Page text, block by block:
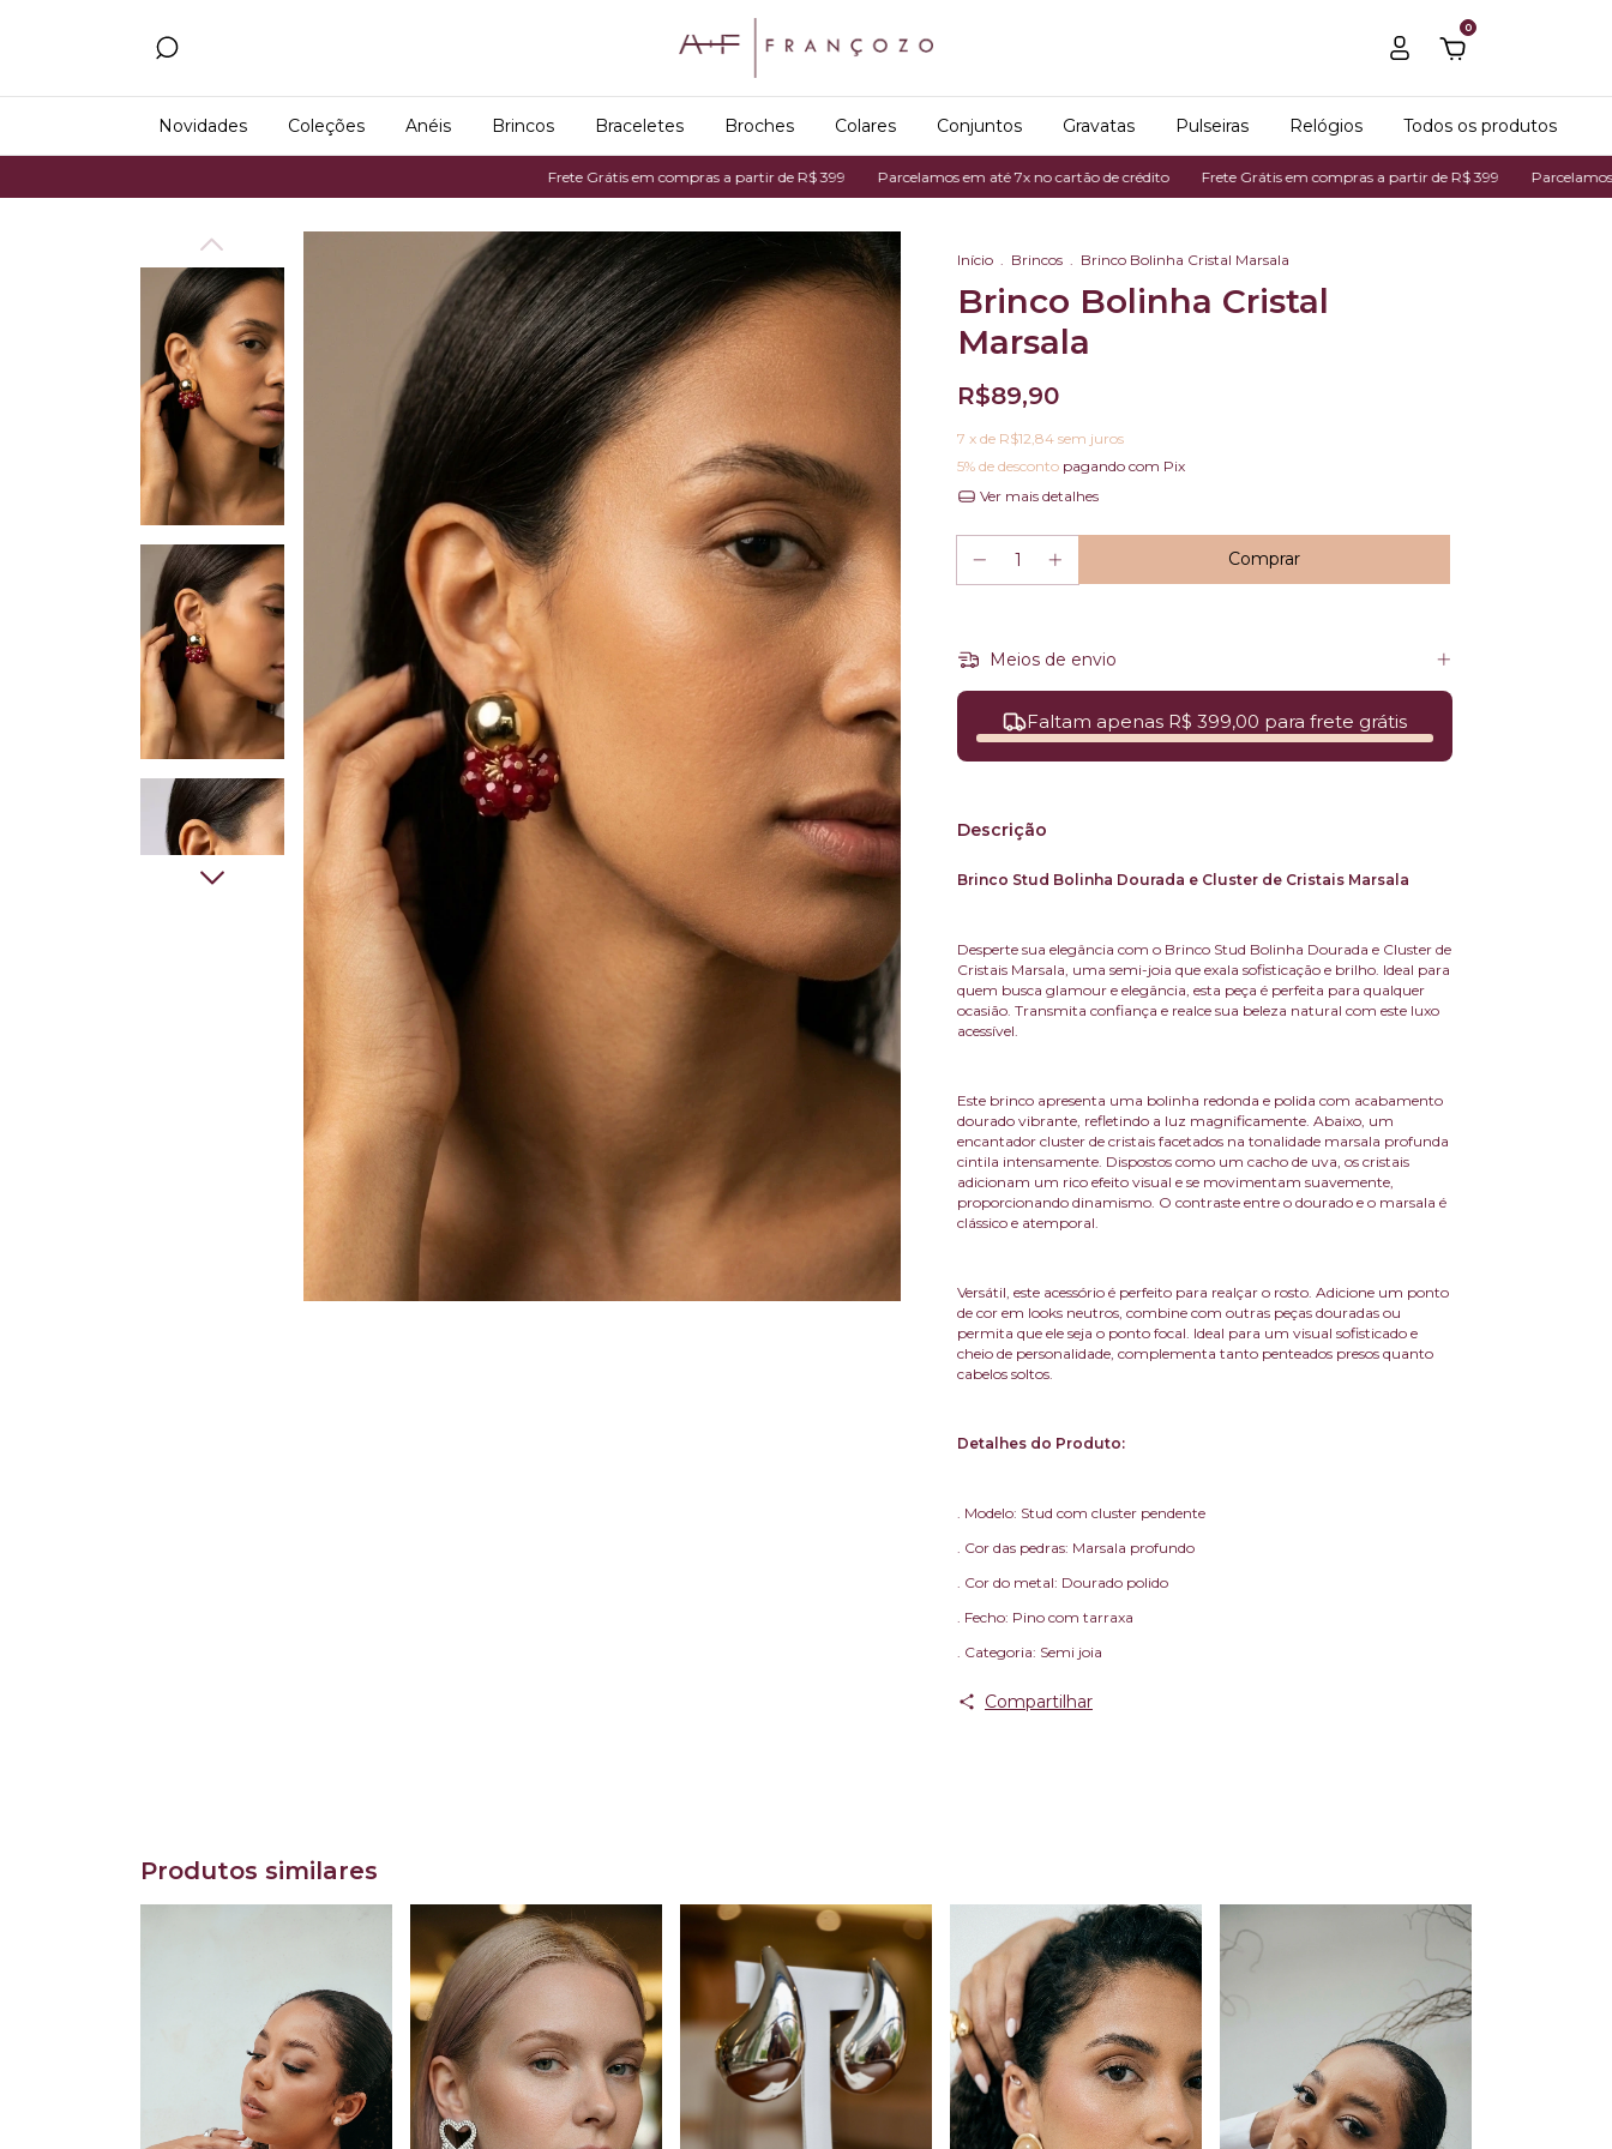
0
Novidades Coleções Anéis Brincos Braceletes Broches Colares Conjuntos Gravatas Pulseiras Relógios Todos os produtos
Frete Grátis em compras a partir de R$ 399 Parcelamos em até 7x no cartão de crédito Frete Grátis em compras a partir de R$ 399 Parcelamos em até
Início . Brincos . Brinco Bolinha Cristal Marsala
Brinco Bolinha Cristal
Marsala
R$89,90
7 x de R$12,84 sem juros
5% de desconto pagando com Pix
Ver mais detalhes
Meios de envio
Faltam apenas R$ 399,00 para frete grátis
Descrição
Brinco Stud Bolinha Dourada e Cluster de Cristais Marsala
Desperte sua elegância com o Brinco Stud Bolinha Dourada e Cluster de
Cristais Marsala, uma semi-joia que exala sofisticação e brilho. Ideal para
quem busca glamour e elegância, esta peça é perfeita para qualquer
ocasião. Transmita confiança e realce sua beleza natural com este luxo
acessível.
Este brinco apresenta uma bolinha redonda e polida com acabamento
dourado vibrante, refletindo a luz magnificamente. Abaixo, um
encantador cluster de cristais facetados na tonalidade marsala profunda
cintila intensamente. Dispostos como um cacho de uva, os cristais
adicionam um rico efeito visual e se movimentam suavemente,
proporcionando dinamismo. O contraste entre o dourado e o marsala é
clássico e atemporal.
Versátil, este acessório é perfeito para realçar o rosto. Adicione um ponto
de cor em looks neutros, combine com outras peças douradas ou
permita que ele seja o ponto focal. Ideal para um visual sofisticado e
cheio de personalidade, complementa tanto penteados presos quanto
cabelos soltos.
Detalhes do Produto:
. Modelo: Stud com cluster pendente
. Cor das pedras: Marsala profundo
. Cor do metal: Dourado polido
. Fecho: Pino com tarraxa
. Categoria: Semi joia
Compartilhar
Produtos similares